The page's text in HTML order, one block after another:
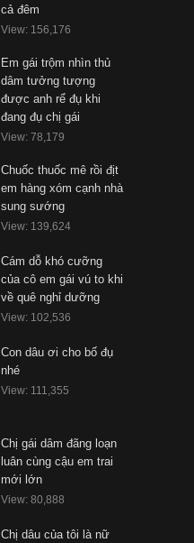
cả đêm
View: 156,176
Em gái trộm nhìn thủ
dâm tưởng tượng
được anh rể đụ khi
đang đụ chị gái
View: 78,179
Chuốc thuốc mê rồi địt
em hàng xóm cạnh nhà
sung sướng
View: 139,624
Cám dỗ khó cưỡng
của cô em gái vú to khi
về quê nghỉ dưỡng
View: 102,536
Con dâu ơi cho bố đụ
nhé
View: 111,355
Chị gái dâm đãng loạn
luân cùng cậu em trai
mới lớn
View: 80,888
Chị dâu của tôi là nữ